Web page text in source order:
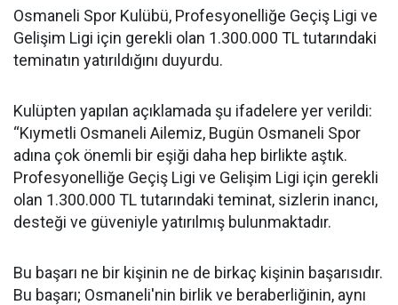
Osmaneli Spor Kulübü, Profesyonelliğe Geçiş Ligi ve
Gelişim Ligi için gerekli olan 1.300.000 TL tutarındaki
teminatın yatırıldığını duyurdu.
Kulüpten yapılan açıklamada şu ifadelere yer verildi:
“Kıymetli Osmaneli Ailemiz, Bugün Osmaneli Spor
adına çok önemli bir eşiği daha hep birlikte aştık.
Profesyonelliğe Geçiş Ligi ve Gelişim Ligi için gerekli
olan 1.300.000 TL tutarındaki teminat, sizlerin inancı,
desteği ve güveniyle yatırılmış bulunmaktadır.
Bu başarı ne bir kişinin ne de birkaç kişinin başarısıdır.
Bu başarı; Osmaneli'nin birlik ve beraberliğinin, aynı